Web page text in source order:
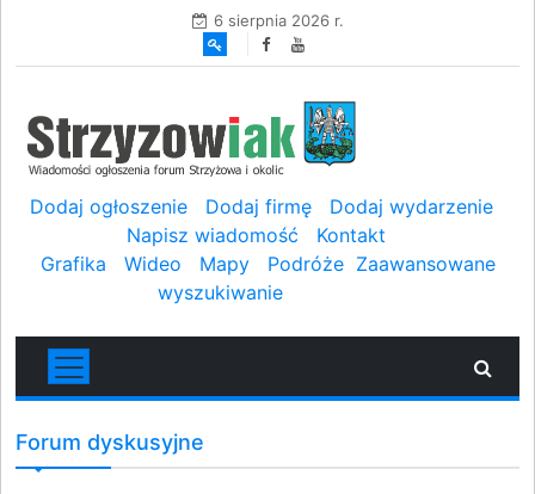
6 sierpnia 2026 r.
Dodaj ogłoszenie Dodaj firmę
Dodaj wydarzenie
Napisz wiadomość
Kontakt
Grafika
Wideo Mapy Podróże Zaawansowane
wyszukiwanie
Forum dyskusyjne